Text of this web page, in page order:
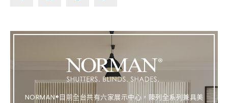
ok st k
NORMAN®目前全台共有六家展示中心，陳列全系列兼具美